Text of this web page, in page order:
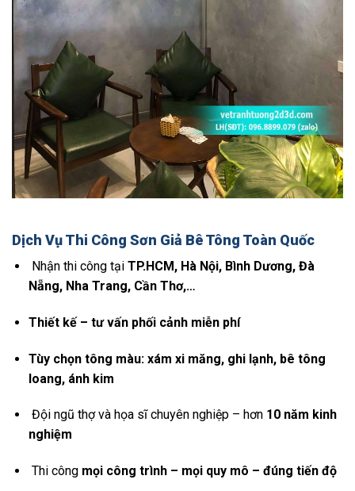
Dịch Vụ Thi Công Sơn Giả Bê Tông Toàn Quốc
Nhận thi công tại TP.HCM, Hà Nội, Bình Dương, Đà
Nẵng, Nha Trang, Cần Thơ,…
Thiết kế – tư vấn phối cảnh miễn phí
Tùy chọn tông màu: xám xi măng, ghi lạnh, bê tông
loang, ánh kim
Đội ngũ thợ và họa sĩ chuyên nghiệp – hơn 10 năm kinh
nghiệm
Thi công mọi công trình – mọi quy mô – đúng tiến độ